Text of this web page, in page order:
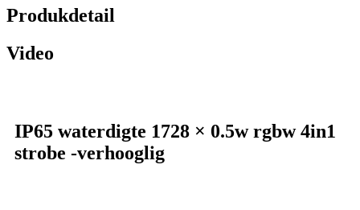
Produkdetail
Video
IP65 waterdigte 1728 × 0.5w rgbw 4in1
strobe -verhooglig